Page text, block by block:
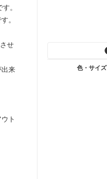
色・サイズ
。
。
せ
来
ト